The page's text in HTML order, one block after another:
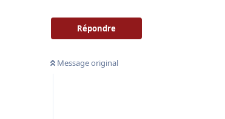
Répondre
Message original